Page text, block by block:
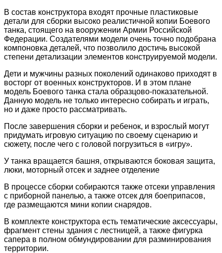
В состав конструктора входят прочные пластиковые
детали для сборки высоко реалистичной копии Боевого
танка, стоящего на вооружении Армии Российской
Федерации. Создателями модели очень точно подобрана
компоновка деталей, что позволило достичь высокой
степени детализации элементов конструируемой модели.
Дети и мужчины разных поколений одинаково приходят в
восторг от военных конструкторов. И в этом плане
модель Боевого танка стала образцово-показательной.
Данную модель не только интересно собирать и играть,
но и даже просто рассматривать.
После завершения сборки и ребенок, и взрослый могут
придумать игровую ситуацию по своему сценарию и
сюжету, после чего с головой погрузиться в «игру».
У танка вращается башня, открываются боковая защита,
люки, моторный отсек и заднее отделение
В процессе сборки собираются также отсеки управления
с приборной панелью, а также отсек для боеприпасов,
где размещаются мини копии снарядов.
В комплекте конструктора есть тематические аксессуары,
фрагмент стены здания с лестницей, а также фигурка
сапера в полном обмундировании для разминирования
территории.